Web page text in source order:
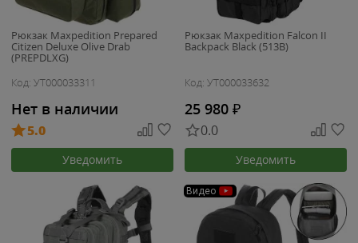
Рюкзак Maxpedition Prepared
Citizen Deluxe Olive Drab
(PREPDLXG)
Код: УТ000033311
Нет в наличии
5.0
Уведомить
Рюкзак Maxpedition Falcon II
Backpack Black (513B)
Код: УТ000033632
25 980 ₽
0.0
Уведомить
Видео